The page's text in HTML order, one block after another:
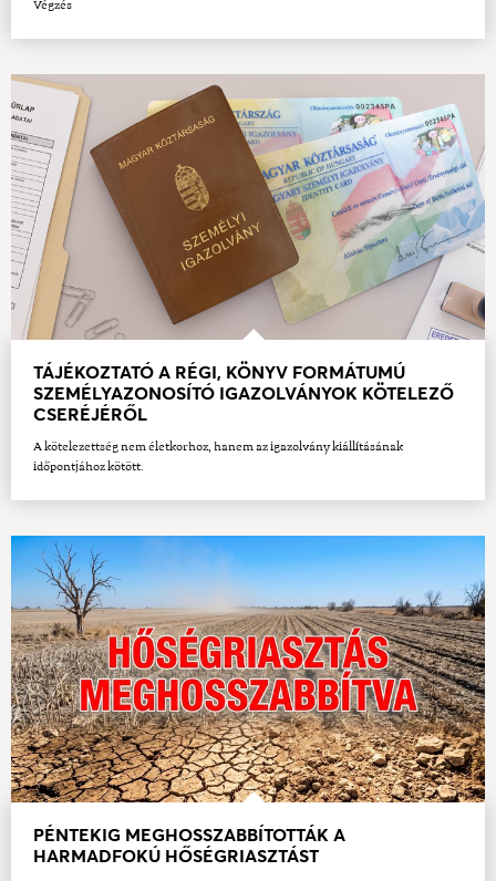
Végzés
TÁJÉKOZTATÓ A RÉGI, KÖNYV FORMÁTUMÚ
SZEMÉLYAZONOSÍTÓ IGAZOLVÁNYOK KÖTELEZŐ
CSERÉJÉRŐL
A kötelezettség nem életkorhoz, hanem az igazolvány kiállításának
időpontjához kötött.
PÉNTEKIG MEGHOSSZABBÍTOTTÁK A
HARMADFOKÚ HŐSÉGRIASZTÁST